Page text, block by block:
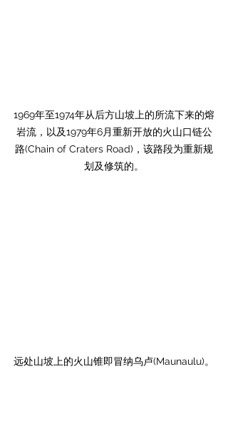
1969年至1974年从后方山坡上的所流下来的熔
岩流，以及1979年6月重新开放的火山口链公
路(Chain of Craters Road)，该路段为重新规
划及修筑的。
远处山坡上的火山锥即冒纳乌卢(Maunaulu)。